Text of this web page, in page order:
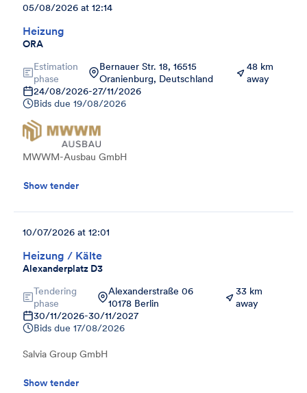
Heizung
ORA
05/08/2026 at 12:14
Estimation
phase
Bernauer Str. 18, 16515
Oranienburg, Deutschland
48 km
away
24/08/2026-27/11/2026
Bids due 19/08/2026
MWWM-Ausbau GmbH
Show tender
Heizung / Kälte
Alexanderplatz D3
10/07/2026 at 12:01
Tendering
phase
Alexanderstraße 06
10178 Berlin
33 km
away
30/11/2026-30/11/2027
Bids due 17/08/2026
Salvia Group GmbH
Show tender